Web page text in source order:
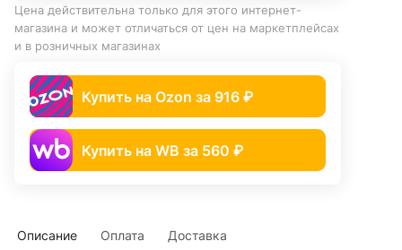
Цена действительна только для этого интернет-
магазина и может отличаться от цен на маркетплейсах
и в розничных магазинах
Купить на Ozon за 916 ₽
Купить на WB за 560 ₽
Описание Оплата Доставка